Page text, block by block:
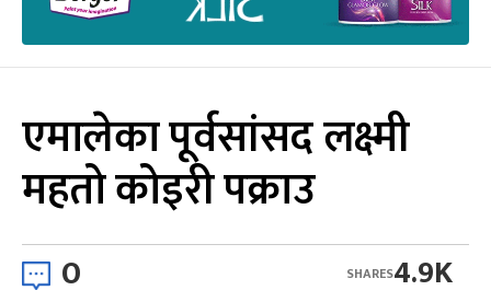
एमालेका पूर्वसांसद लक्ष्मी
महतो कोइरी पक्राउ
0 4.9K
SHARES